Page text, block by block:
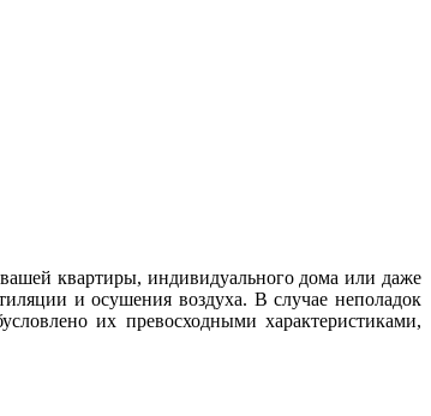
квартиры, индивидуального дома или даже
и осушения воздуха. В случае неполадок
их превосходными характеристиками,